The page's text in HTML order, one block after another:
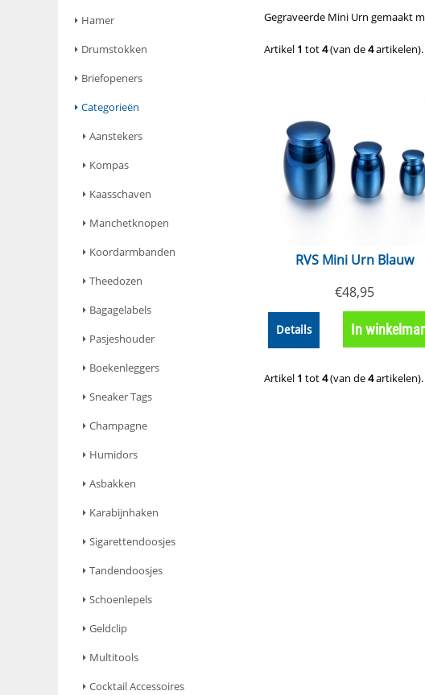
Hamer
Drumstokken
Briefopeners
Categorieën
Aanstekers
Kompas
Kaasschaven
Manchetknopen
Koordarmbanden
Theedozen
Bagagelabels
Pasjeshouder
Boekenleggers
Sneaker Tags
Champagne
Humidors
Asbakken
Karabijnhaken
Sigarettendoosjes
Tandendoosjes
Schoenlepels
Geldclip
Multitools
Cocktail Accessoires
Gegraveerde Mini Urn gemaakt
Artikel 1 tot4(van de4artikelen).
RVS Mini Urn Blauw
€48,95
Details In
Artikel 1 tot4(van de4artikelen).